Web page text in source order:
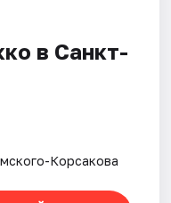
в Санкт-
Корсакова